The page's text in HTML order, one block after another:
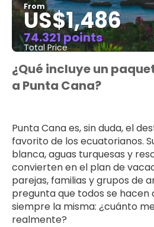
From
US$1,486
74.321 points
Total Price
¿Qué incluye un
a Punta Cana?
Punta Cana es, sin duda, el
favorito de los ecuatorianos.
blanca, aguas turquesas y
convierten en el plan de
parejas, familias y grupos de
pregunta que todos se hacen
siempre la misma: ¿cuánto
realmente?